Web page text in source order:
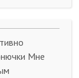
Мне